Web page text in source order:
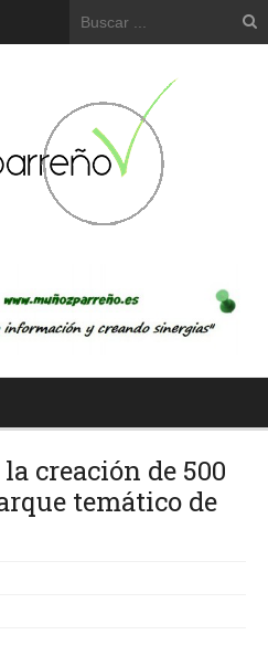
creación de 500
temático de